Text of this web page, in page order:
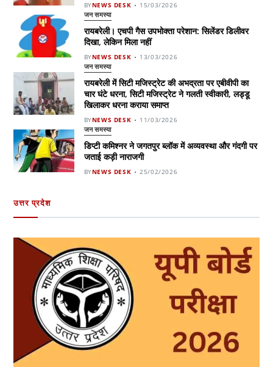
BYNEWS DESK 15/03/2026
जन समस्या
रायबरेली। एचपी गैस उपभोक्ता परेशान: सिलेंडर डिलीवर
दिखा, लेकिन मिला नहीं
BYNEWS DESK 13/03/2026
जन समस्या
रायबरेली में सिटी मजिस्ट्रेट की अभद्रता पर एबीवीपी का
चार घंटे धरना, सिटी मजिस्ट्रेट ने गलती स्वीकारी, लड्डू
खिलाकर धरना कराया समाप्त
BYNEWS DESK 11/03/2026
जन समस्या
डिप्टी कमिश्नर ने जगतपुर ब्लॉक में अव्यवस्था और गंदगी पर
जताई कड़ी नाराजगी
BYNEWS DESK 25/02/2026
उत्तर प्रदेश